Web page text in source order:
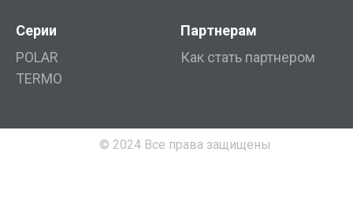
Серии
POLAR
TERMO
Партнерам
Как стать партнером
© 2024 Все права защищены